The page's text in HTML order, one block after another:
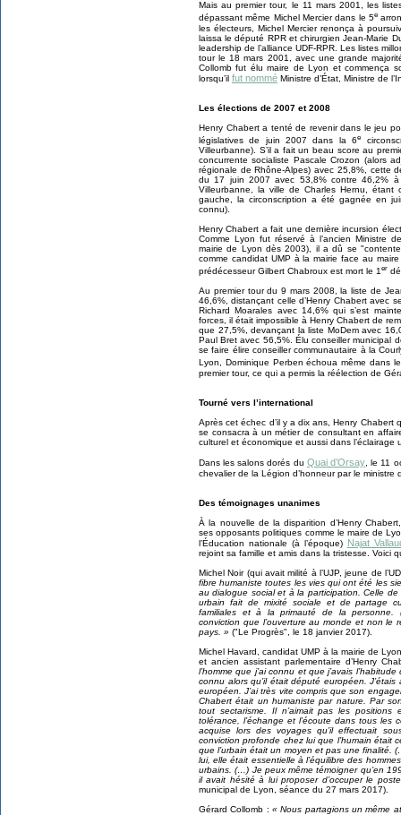
Mais au premier tour, le 11 mars 2001, les
dépassant même Michel Mercier dans le 5e
les électeurs, Michel Mercier renonça à
laissa le député RPR et chirurgien Jean-Marie
leadership de l’alliance UDF-RPR. Les listes
tour le 18 mars 2001, avec une grande
Collomb fut élu maire de Lyon et commença
lorsqu’il fut nommé Ministre d’État, Ministre de
Les élections de 2007 et 2008
Henry Chabert a tenté de revenir dans le jeu
législatives de juin 2007 dans la 6e
Villeurbanne). S’il a fait un beau score au
concurrente socialiste Pascale Crozon (alors
régionale de Rhône-Alpes) avec 25,8%, cette
du 17 juin 2007 avec 53,8% contre 46,2%
Villeurbanne, la ville de Charles Hernu,
gauche, la circonscription a été gagnée en
connu).
Henry Chabert a fait une dernière incursion
Comme Lyon fut réservé à l’ancien Ministre
mairie de Lyon dès 2003), il a dû se
comme candidat UMP à la mairie face au
prédécesseur Gilbert Chabroux est mort le 1er
Au premier tour du 9 mars 2008, la liste de
46,6%, distançant celle d’Henry Chabert avec
Richard Moarales avec 14,6% qui s’est
forces, il était impossible à Henry Chabert de
que 27,5%, devançant la liste MoDem avec
Paul Bret avec 56,5%. Élu conseiller municipal
se faire élire conseiller communautaire à la
Lyon, Dominique Perben échoua même dans
premier tour, ce qui a permis la réélection de
Tourné vers l’international
Après cet échec d’il y a dix ans, Henry
se consacra à un métier de consultant en
culturel et économique et aussi dans l’éclairage
Dans les salons dorés du Quai d’Orsay , le 11
chevalier de la Légion d’honneur par le ministre
Des témoignages unanimes
À la nouvelle de la disparition d’Henry
ses opposants politiques comme le maire de
l’Éducation nationale (à l’époque) Najat
rejoint sa famille et amis dans la tristesse. Voici
Michel Noir (qui avait milité à l’UJP, jeune de
fibre humaniste toutes les vies qui ont été les
au dialogue social et à la participation. Celle
urbain fait de mixité sociale et de partage
familiales et à la primauté de la personne.
conviction que l’ouverture au monde et non
pays. » ("Le Progrès", le 18 janvier 2017).
Michel Havard, candidat UMP à la mairie de
et ancien assistant parlementaire d’Henry
l’homme que j’ai connu et que j’avais
connu alors qu’il était député européen.
européen. J’ai très vite compris que son
Chabert était un humaniste par nature. Par
tout sectarisme. Il n’aimait pas les
tolérance, l’échange et l’écoute dans tous les
acquise lors des voyages qu’il effectuait
conviction profonde chez lui que l’humain était
que l’urbain était un moyen et pas une
lui, elle était essentielle à l’équilibre des
urbains. (…) Je peux même témoigner qu’en
il avait hésité à lui proposer d’occuper le
municipal de Lyon, séance du 27 mars 2017).
Gérard Collomb : « Nous partagions un même